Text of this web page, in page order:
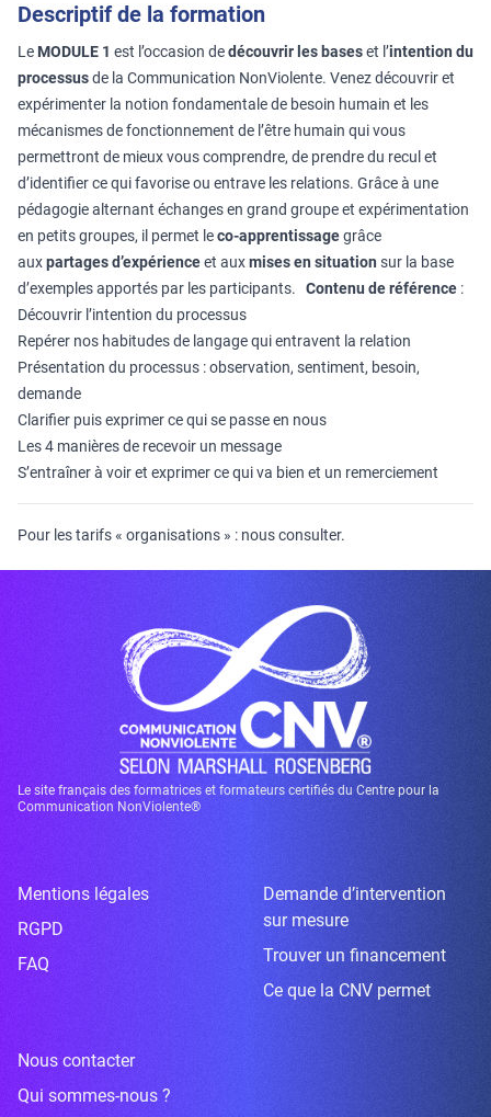
Descriptif de la formation
Le MODULE 1 est l’occasion dedécouvrir les baseset l’intention du
processusde la Communication NonViolente. Venez découvrir et
expérimenter la notion fondamentale de besoin humain et les
mécanismes de fonctionnement de l’être humain qui vous
permettront de mieux vous comprendre, de prendre du recul et
d’identifier ce qui favorise ou entrave les relations. Grâce à une
pédagogie alternant échanges en grand groupe et expérimentation
en petits groupes, il permet leco-apprentissagegrâce
auxpartages d’expérienceet auxmises en situation sur la base
d’exemples apportés par les participants. Contenu de référence :
Découvrir l’intention du processus
Repérer nos habitudes de langage qui entravent la relation
Présentation du processus : observation, sentiment, besoin,
demande
Clarifier puis exprimer ce qui se passe en nous
Les 4 manières de recevoir un message
S’entraîner à voir et exprimer ce qui va bien et un remerciement
Pour les tarifs « organisations » : nous consulter.
Le site français des formatrices et formateurs certifiés du Centre pour la
Communication NonViolente®
Mentions légales
RGPD
FAQ
Demande d’intervention
sur mesure
Trouver un financement
Ce que la CNV permet
Nous contacter
Qui sommes-nous ?